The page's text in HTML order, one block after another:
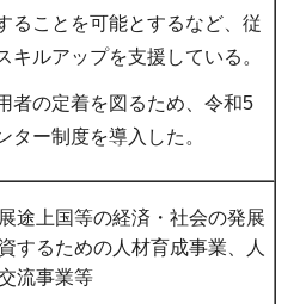
ることを可能とするなど、従
キルアップを支援している。
者の定着を図るため、令和5
ター制度を導入した。
途上国等の経済・社会の発展
するための人材育成事業、人
流事業等